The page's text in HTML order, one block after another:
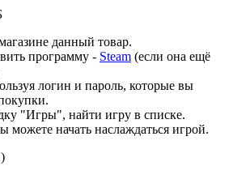
данный товар.
программу - Steam (если она ещё
логин и пароль, которые вы
"Игры", найти игру в списке.
можете начать наслаждаться игрой.